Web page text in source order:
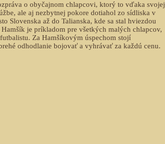
o obyčajnom chlapcovi, ktorý to vďaka svojej
ale aj nezbytnej pokore dotiahol zo sídliska v
Slovenska až do Talianska, kde sa stal hviezdou
je príkladom pre všetkých malých chlapcov,
Za Hamšíkovým úspechom stojí
odhodlanie bojovať a vyhrávať za každú cenu.